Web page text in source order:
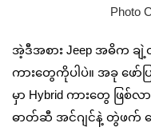
Photo
အဲ့ဒီအစား Jeep အဓိက ခ
ကားတွေကိုပါပဲ။ အခု ဖော်
မှာ Hybrid ကားတွေ ဖြ
ဓာတ်ဆီ အင်ဂျင်နဲ့ တွဲ‌ဖက်